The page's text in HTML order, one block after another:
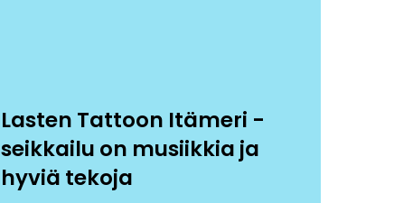
Lasten Tattoon Itämeri -
seikkailu on musiikkia ja
hyviä tekoja